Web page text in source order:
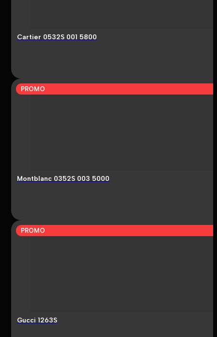
Cartier 0532S 001 5800
PROMO
Montblanc 0352S 003 5000
PROMO
Gucci 1263S